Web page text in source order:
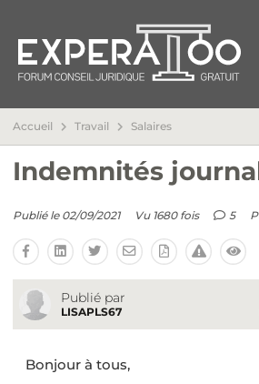
Accueil Travail Salaires
Indemnités
Publié le 02/09/2021 Vu 1680 fois 5
Publié par
LISAPLS67
Bonjour à tous,